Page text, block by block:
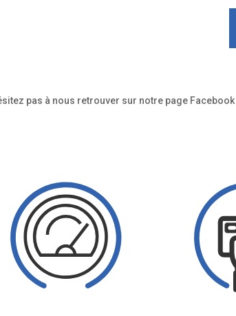
pas à nous retrouver sur notre page